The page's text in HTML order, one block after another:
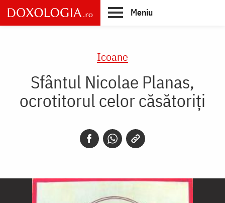
Skip
to
main
Meniu
Icoane
Sfântul Nicolae Planas,
ocrotitorul celor căsătoriţi